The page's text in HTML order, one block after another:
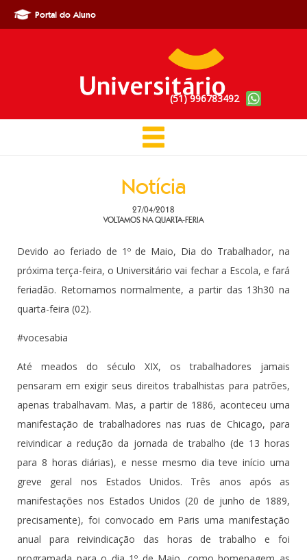
(51) 996783492
Portal do Aluno
Notícia
27/04/2018
VOLTAMOS NA QUARTA-FERIA
Devido ao feriado de 1º de Maio, Dia do Trabalhador, na
próxima terça-feira, o Universitário vai fechar a Escola, e fará
feriadão. Retornamos normalmente, a partir das 13h30 na
quarta-feira (02).
#vocesabia
Até meados do século XIX, os trabalhadores jamais
pensaram em exigir seus direitos trabalhistas para patrões,
apenas trabalhavam. Mas, a partir de 1886, aconteceu uma
manifestação de trabalhadores nas ruas de Chicago, para
reivindicar a redução da jornada de trabalho (de 13 horas
para 8 horas diárias), e nesse mesmo dia teve início uma
greve geral nos Estados Unidos. Três anos após as
manifestações nos Estados Unidos (20 de junho de 1889,
precisamente), foi convocado em Paris uma manifestação
anual para reivindicação das horas de trabalho e foi